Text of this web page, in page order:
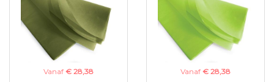
Vanaf € 28,38
Vanaf € 28,38